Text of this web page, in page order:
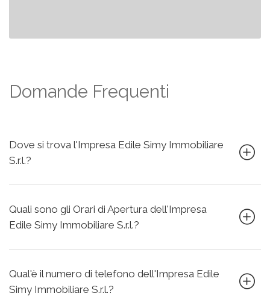
Domande Frequenti
Dove si trova l'Impresa Edile Simy Immobiliare
S.r.l.?
Quali sono gli Orari di Apertura dell'Impresa
Edile Simy Immobiliare S.r.l.?
Qual'è il numero di telefono dell'Impresa Edile
Simy Immobiliare S.r.l.?